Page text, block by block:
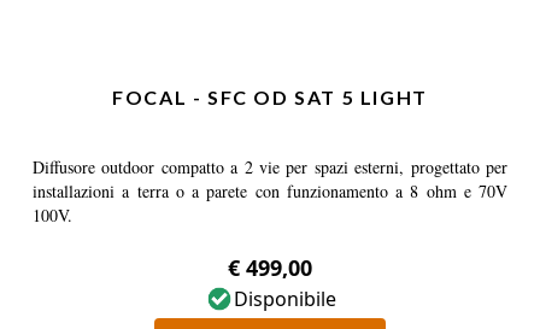
FOCAL - SFC OD SAT 5 LIGHT
Diffusore outdoor compatto a 2 vie per spazi esterni, progettato per
installazioni a terra o a parete con funzionamento a 8 ohm e 70V
100V.
€ 499,00
Disponibile